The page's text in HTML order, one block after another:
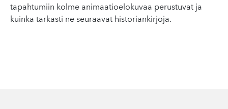
tapahtumiin kolme animaatioelokuvaa perustuvat ja
kuinka tarkasti ne seuraavat historiankirjoja.